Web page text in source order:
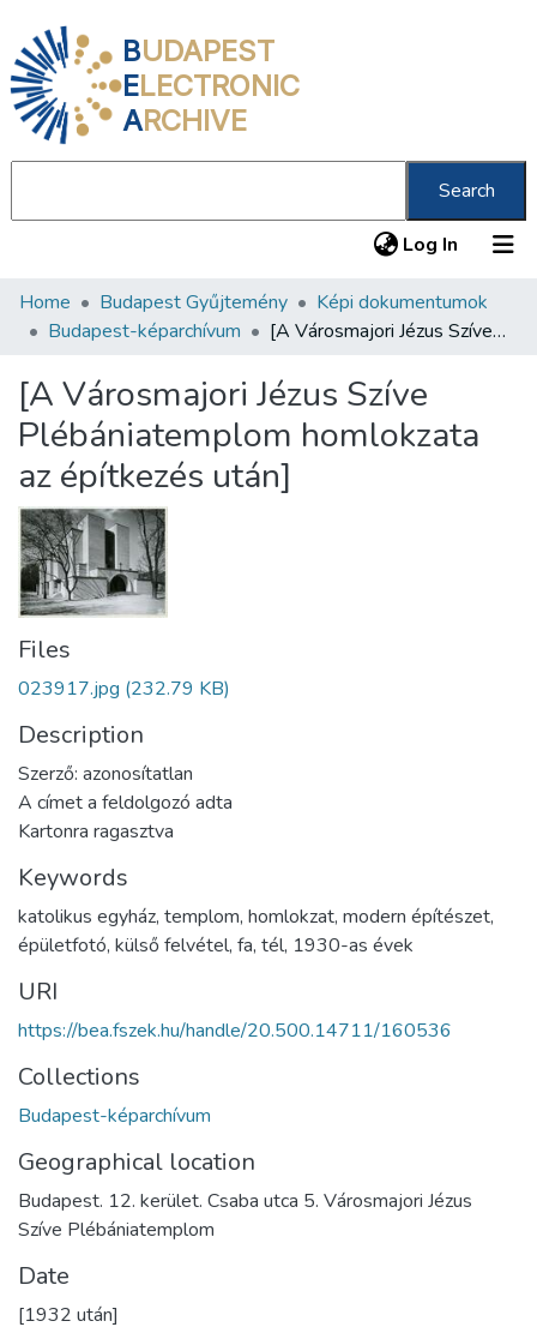
BUDAPEST
ELECTRONIC
ARCHIVE
Search
Log In (current)
Communities & Collections
Statistics
About us
Home Budapest Gyűjtemény
Képi dokumentumok
Budapest-képarchívum
[A Városmajori Jézus Szíve Plébániatemplom homlokzata az építkezés után]
[A Városmajori Jézus Szíve
Plébániatemplom homlokzata
az építkezés után]
Files
023917.jpg (232.79 KB)
Description
Szerző: azonosítatlan
A címet a feldolgozó adta
Kartonra ragasztva
Keywords
katolikus egyház, templom, homlokzat, modern építészet,
épületfotó, külső felvétel, fa, tél, 1930-as évek
URI
https://bea.fszek.hu/handle/20.500.14711/160536
Collections
Budapest-képarchívum
Geographical location
Budapest. 12. kerület. Csaba utca 5. Városmajori Jézus
Szíve Plébániatemplom
Date
[1932 után]